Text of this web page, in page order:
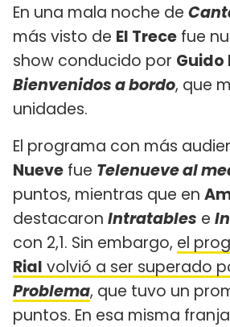
En una mala noche de
más visto de El Trece fue
show conducido por Guido
Bienvenidos a bordo, que
unidades.
El programa con más
Nueve fue Telenueve al
puntos, mientras que en
destacaron Intratables e
con 2,1. Sin embargo, el
Rial volvió a ser superado
Problema, que tuvo un
puntos. En esa misma